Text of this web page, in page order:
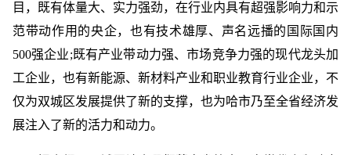
目，既有体量大、实力强劲，在行业内具有超强影响力和示
范带动作用的央企，也有技术雄厚、声名远播的国际国内
500强企业;既有产业带动力强、市场竞争力强的现代龙头加
工企业，也有新能源、新材料产业和职业教育行业企业，不
仅为双城区发展提供了新的支撑，也为哈市乃至全省经济发
展注入了新的活力和动力。